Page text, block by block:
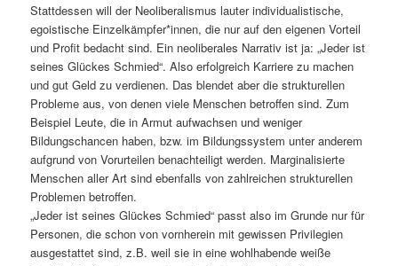
Stattdessen will der Neoliberalismus lauter individualistische,
egoistische Einzelkämpfer*innen, die nur auf den eigenen Vorteil
und Profit bedacht sind. Ein neoliberales Narrativ ist ja: „Jeder ist
seines Glückes Schmied“. Also erfolgreich Karriere zu machen
und gut Geld zu verdienen. Das blendet aber die strukturellen
Probleme aus, von denen viele Menschen betroffen sind. Zum
Beispiel Leute, die in Armut aufwachsen und weniger
Bildungschancen haben, bzw. im Bildungssystem unter anderem
aufgrund von Vorurteilen benachteiligt werden. Marginalisierte
Menschen aller Art sind ebenfalls von zahlreichen strukturellen
Problemen betroffen.
„Jeder ist seines Glückes Schmied“ passt also im Grunde nur für
Personen, die schon von vornherein mit gewissen Privilegien
ausgestattet sind, z.B. weil sie in eine wohlhabende weiße